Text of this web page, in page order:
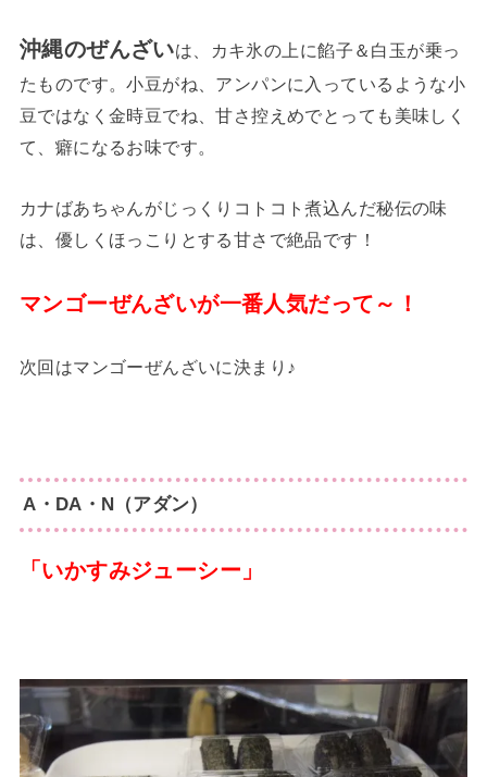
沖縄のぜんざいは、カキ氷の上に餡子＆白玉が乗っ
たものです。小豆がね、アンパンに入っているような小
豆ではなく金時豆でね、甘さ控えめでとっても美味しく
て、癖になるお味です。
カナばあちゃんがじっくりコトコト煮込んだ秘伝の味
は、優しくほっこりとする甘さで絶品です！
マンゴーぜんざいが一番人気だって～！
次回はマンゴーぜんざいに決まり♪
A・DA・N（アダン）
「いかすみジューシー」